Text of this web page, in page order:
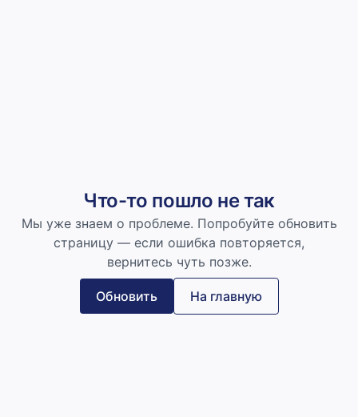
Что-то пошло не так
Мы уже знаем о проблеме. Попробуйте обновить
страницу — если ошибка повторяется,
вернитесь чуть позже.
Обновить На главную